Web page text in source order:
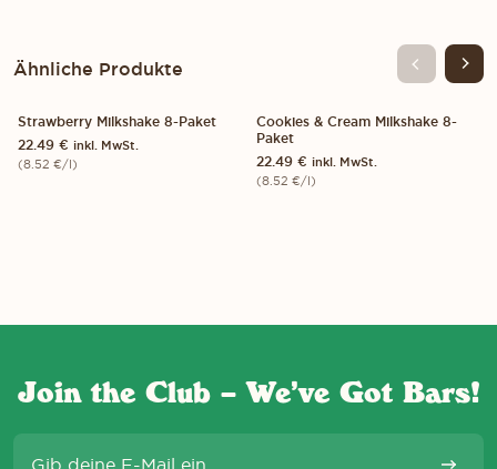
Ähnliche Produkte
8-PACK
Strawberry Milkshake 8-Paket
22.49 € inkl. MwSt.
(8.52 €/l)
8-PACK
Cookies & Cream Milkshake 8-
Paket
22.49 € inkl. MwSt.
(8.52 €/l)
Join the Club – We’ve Got Bars!